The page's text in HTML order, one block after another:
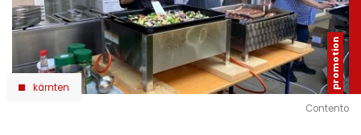
kärnten
Contento